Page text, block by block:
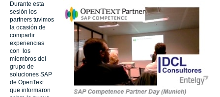
Durante esta
sesión los
partners tuvimos
la ocasión de
compartir
experiencias
con los
miembros del
grupo de
soluciones SAP
de OpenText
que informaron